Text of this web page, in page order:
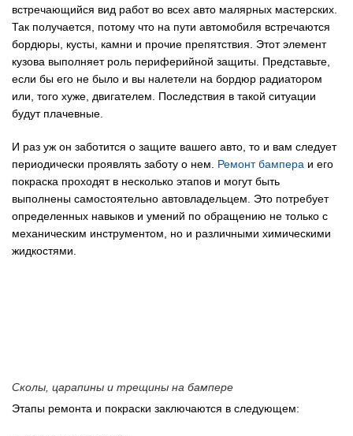
встречающийся вид работ во всех авто малярных мастерских.
Так получается, потому что на пути автомобиля встречаются
бордюры, кусты, камни и прочие препятствия. Этот элемент
кузова выполняет роль периферийной защиты. Представьте,
если бы его не было и вы налетели на бордюр радиатором
или, того хуже, двигателем. Последствия в такой ситуации
будут плачевные.
И раз уж он заботится о защите вашего авто, то и вам следует
периодически проявлять заботу о нем. Ремонт бампера и его
покраска проходят в несколько этапов и могут быть
выполнены самостоятельно автовладельцем. Это потребует
определенных навыков и умений по обращению не только с
механическим инструментом, но и различными химическими
жидкостями.
Сколы, царапины и трещины на бампере
Этапы ремонта и покраски заключаются в следующем: